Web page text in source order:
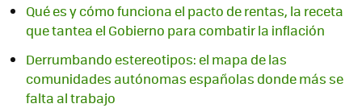
Qué es y cómo funciona el pacto de rentas, la receta
que tantea el Gobierno para combatir la inflación
Derrumbando estereotipos: el mapa de las
comunidades autónomas españolas donde más se
falta al trabajo